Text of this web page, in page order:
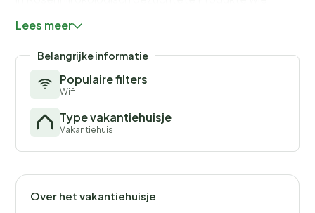
Drottningholm liegt ebenfalls auf einer der Inseln in der
Gegend. Genießen Sie hier erholsame Urlaubstage in
Lees meer
Belangrijke informatie
Populaire filters
Wifi
Type vakantiehuisje
Vakantiehuis
Over het vakantiehuisje